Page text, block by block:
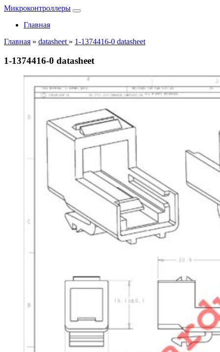
Микроконтроллеры
Главная
Главная » datasheet » 1-1374416-0 datasheet
1-1374416-0 datasheet